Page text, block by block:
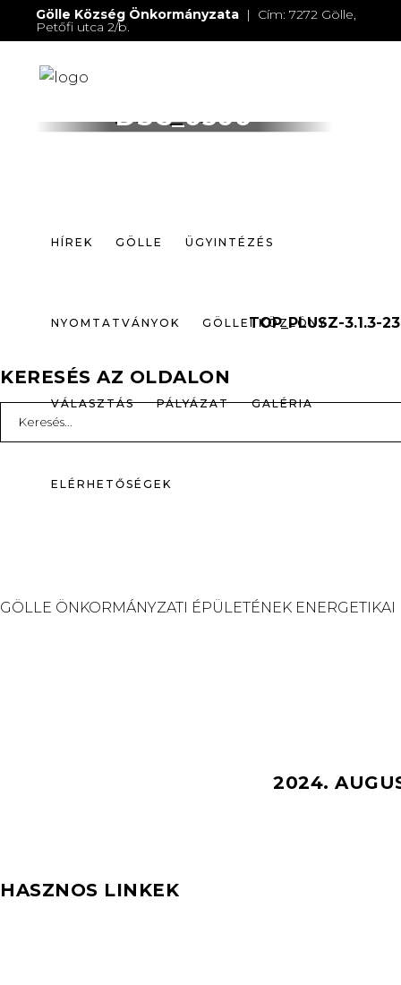
Gölle Község Önkormányzata | Cím: 7272 Gölle,
Petőfi utca 2/b.
HÍREK GÖLLE ÜGYINTÉZÉS
NYOMTATVÁNYOK GÖLLEI KÖZLÖNY
VÁLASZTÁS PÁLYÁZAT GALÉRIA
ELÉRHETŐSÉGEK
DSC_0500
TOP_PLUSZ-
KERESÉS AZ OLDALON
for:
GÖLLE ÖNKORMÁNYZATI ÉPÜLETÉNEK ENERGETIKAI
2024.
HASZNOS LINKEK